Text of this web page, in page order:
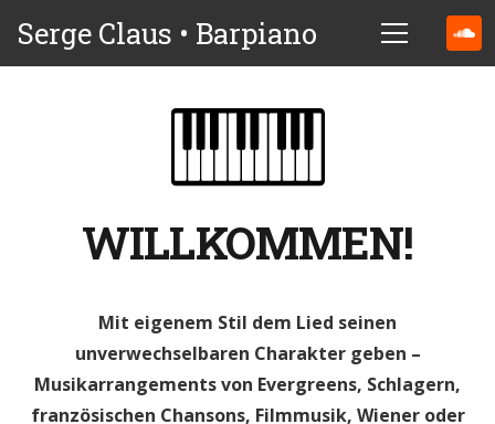
Serge Claus • Barpiano
WILLKOMMEN!
Mit eigenem Stil dem Lied seinen
unverwechselbaren Charakter geben –
Musikarrangements von Evergreens, Schlagern,
französischen Chansons, Filmmusik, Wiener oder